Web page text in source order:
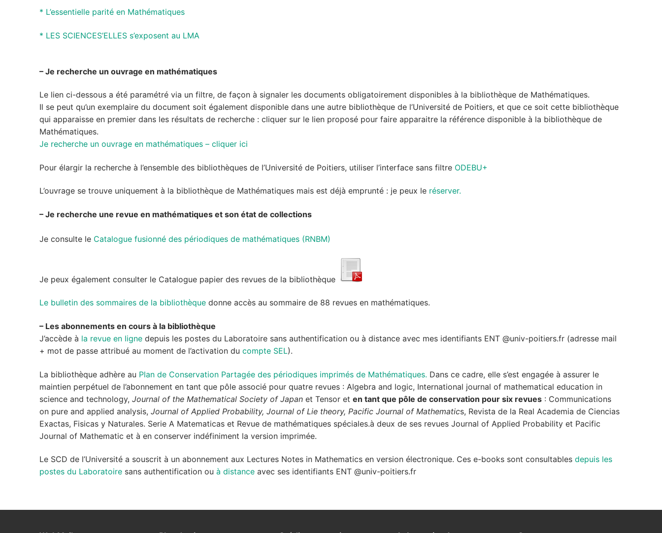
* L’essentielle parité en Mathématiques
* LES SCIENCES’ELLES s’exposent au LMA
– Je recherche un ouvrage en mathématiques
Le lien ci-dessous a été paramétré via un filtre, de façon à signaler les documents obligatoirement disponibles à la bibliothèque de Mathématiques.
Il se peut qu’un exemplaire du document soit également disponible dans une autre bibliothèque de l’Université de Poitiers, et que ce soit cette bibliothèque
qui apparaisse en premier dans les résultats de recherche : cliquer sur le lien proposé pour faire apparaitre la référence disponible à la bibliothèque de
Mathématiques.
Je recherche un ouvrage en mathématiques – cliquer ici
Pour élargir la recherche à l’ensemble des bibliothèques de l’Université de Poitiers, utiliser l’interface sans filtre ODEBU+
L’ouvrage se trouve uniquement à la bibliothèque de Mathématiques mais est déjà emprunté : je peux le réserver.
– Je recherche une revue en mathématiques et son état de collections
Je consulte le Catalogue fusionné des périodiques de mathématiques (RNBM)
Je peux également consulter le Catalogue papier des revues de la bibliothèque
Le bulletin des sommaires de la bibliothèque donne accès au sommaire de 88 revues en mathématiques.
– Les abonnements en cours à la bibliothèque
J’accède à la revue en ligne depuis les postes du Laboratoire sans authentification ou à distance avec mes identifiants ENT @univ-poitiers.fr (adresse mail
+ mot de passe attribué au moment de l’activation du compte SEL).
La bibliothèque adhère au Plan de Conservation Partagée des périodiques imprimés de Mathématiques. Dans ce cadre, elle s’est engagée à assurer le
maintien perpétuel de l’abonnement en tant que pôle associé pour quatre revues : Algebra and logic, International journal of mathematical education in
science and technology, Journal of the Mathematical Society of Japan et Tensor et en tant que pôle de conservation pour six revues : Communications
on pure and applied analysis, Journal of Applied Probability, Journal of Lie theory, Pacific Journal of Mathematics, Revista de la Real Academia de Ciencias
Exactas, Fisicas y Naturales. Serie A Matematicas et Revue de mathématiques spéciales.à deux de ses revues Journal of Applied Probability et Pacific
Journal of Mathematic et à en conserver indéfiniment la version imprimée.
Le SCD de l’Université a souscrit à un abonnement aux Lectures Notes in Mathematics en version électronique. Ces e-books sont consultables depuis les
postes du Laboratoire sans authentification ou à distance avec ses identifiants ENT @univ-poitiers.fr